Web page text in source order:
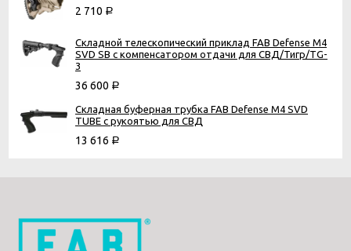
2 710 Р
Складной телескопический приклад FAB Defense M4
SVD SB с компенсатором отдачи для СВД/Тигр/TG-
3
36 600 Р
Складная буферная трубка FAB Defense M4 SVD
TUBE с рукоятью для СВД
13 616 Р